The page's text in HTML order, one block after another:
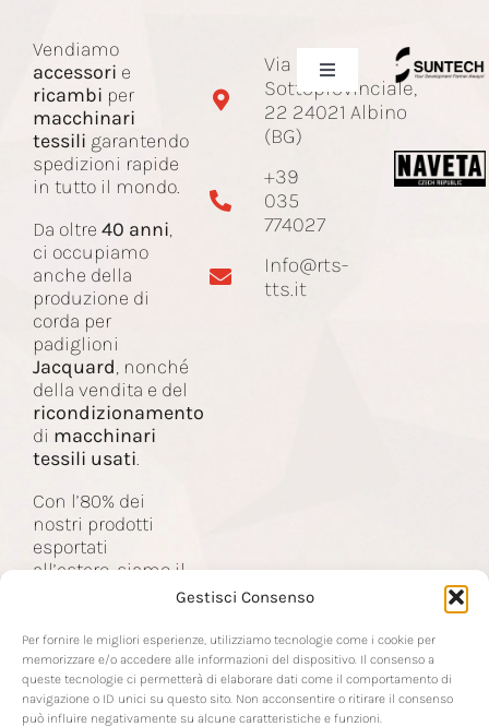
Gestisci Consenso
Per fornire le migliori esperienze, utilizziamo tecnologie come i cookie per
memorizzare e/o accedere alle informazioni del dispositivo. Il consenso a
queste tecnologie ci permetterà di elaborare dati come il comportamento di
navigazione o ID unici su questo sito. Non acconsentire o ritirare il consenso
può influire negativamente su alcune caratteristiche e funzioni.
Vendiamo
accessori e
ricambi per
macchinari
tessili garantendo
spedizioni rapide
in tutto il mondo.
Da oltre 40 anni,
ci occupiamo
anche della
produzione di
corda per
padiglioni
Jacquard, nonché
della vendita e del
ricondizionamento
di macchinari
tessili usati.
Con l’80% dei
nostri prodotti
esportati
all’estero, siamo il
settore tessile a
livello mondiale.
Via
Sottoprovinciale,
22 24021 Albino
(BG)
+39
035
774027
Info@rts-
tts.it
Toggle
Navigation
Azienda
Ricambi e accessori
Corda Jacquard
Macchinari
Contatti